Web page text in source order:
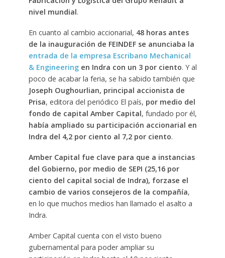
nivel mundial.
En cuanto al cambio accionarial, 48 horas antes
de la inauguración de FEINDEF se anunciaba la
entrada de la empresa Escribano Mechanical
& Engineeringen Indra con un 3 por ciento. Y al
poco de acabar la feria, se ha sabido también que
Joseph Oughourlian, principal accionista de
Prisa, editora del periódico El país, por medio del
fondo de capital Amber Capital, fundado por él,
había ampliado su participación accionarial en
Indra del 4,2 por ciento al 7,2 por ciento.
Amber Capital fue clave para que a instancias
del Gobierno, por medio de SEPI (25,16 por
ciento del capital social de Indra), forzase el
cambio de varios consejeros de la compañía,
en lo que muchos medios han llamado el asalto a
Indra.
Amber Capital cuenta con el visto bueno
gubernamental para poder ampliar su